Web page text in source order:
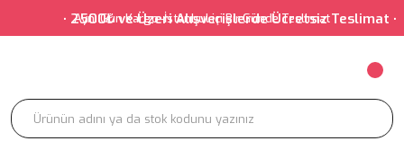
Aynı Gün Kargo-İstanbul içi Bir Günde Teslimat
• 2500₺ ve Üzeri Alışverişlerde Ücretsiz Teslimat •